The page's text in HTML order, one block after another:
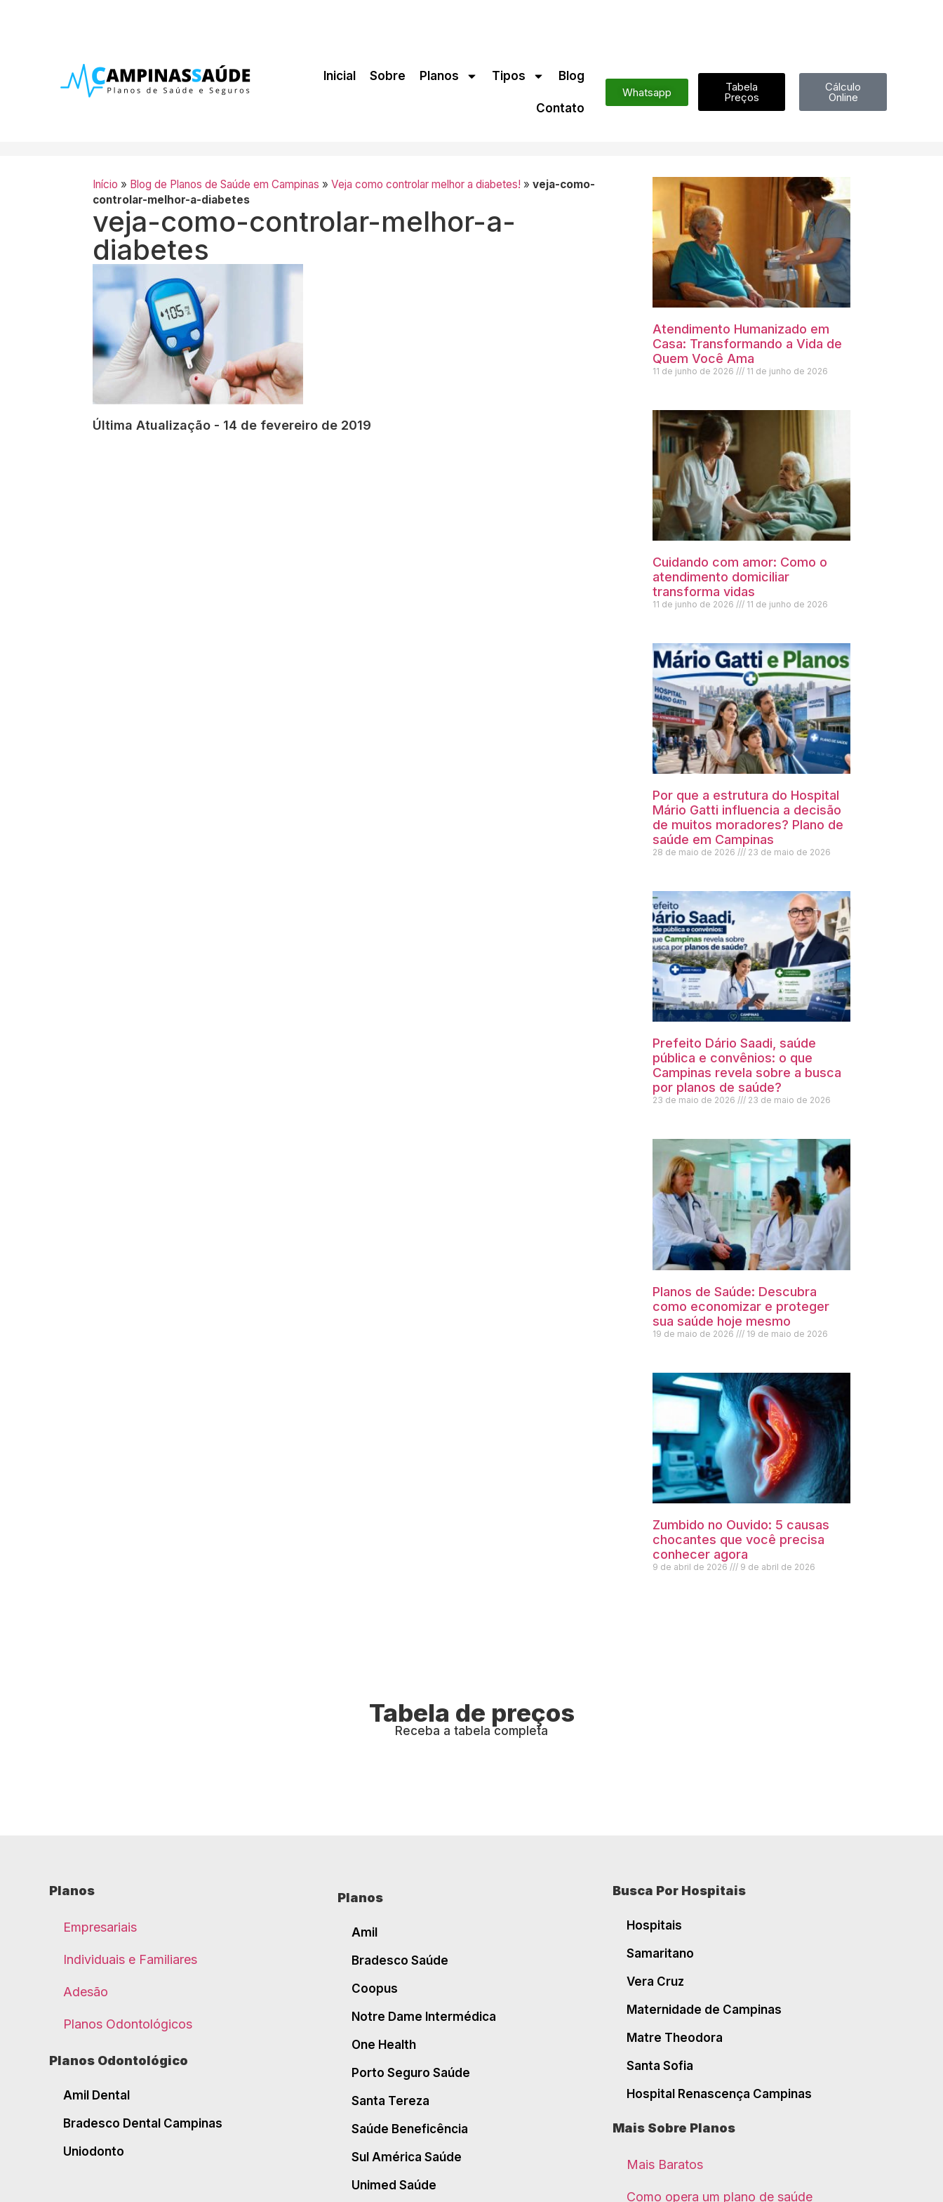
Inicial Sobre Planos Tipos Blog
Contato
Whatsapp Tabela
Preços
Cálculo
Online
Início » Blog de Planos de Saúde em Campinas » Veja como controlar melhor a diabetes! » veja-como-
controlar-melhor-a-diabetes
veja-como-controlar-melhor-a-
diabetes
Última Atualização - 14 de fevereiro de 2019
Atendimento Humanizado em
Casa: Transformando a Vida de
Quem Você Ama
11 de junho de 2026 11 de junho de 2026
Cuidando com amor: Como o
atendimento domiciliar
transforma vidas
11 de junho de 2026 11 de junho de 2026
Por que a estrutura do Hospital
Mário Gatti influencia a decisão
de muitos moradores? Plano de
saúde em Campinas
28 de maio de 2026 23 de maio de 2026
Prefeito Dário Saadi, saúde
pública e convênios: o que
Campinas revela sobre a busca
por planos de saúde?
23 de maio de 2026 23 de maio de 2026
Planos de Saúde: Descubra
como economizar e proteger
sua saúde hoje mesmo
19 de maio de 2026 19 de maio de 2026
Zumbido no Ouvido: 5 causas
chocantes que você precisa
conhecer agora
9 de abril de 2026 9 de abril de 2026
Tabela de preços
Receba a tabela completa
Planos
Empresariais
Individuais e Familiares
Adesão
Planos Odontológicos
Planos Odontológico
Amil Dental
Bradesco Dental Campinas
Uniodonto
Planos
Amil
Bradesco Saúde
Coopus
Notre Dame Intermédica
One Health
Porto Seguro Saúde
Santa Tereza
Saúde Beneficência
Sul América Saúde
Unimed Saúde
Busca Por Hospitais
Hospitais
Samaritano
Vera Cruz
Maternidade de Campinas
Matre Theodora
Santa Sofia
Hospital Renascença Campinas
Mais Sobre Planos
Mais Baratos
Como opera um plano de saúde